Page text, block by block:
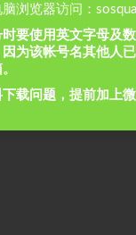
脑浏览器访问：
要使用英文字母及
为该帐号名其他人
载问题，提前加上